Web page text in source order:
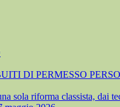
DI PERMESSO
sola riforma classista, dai